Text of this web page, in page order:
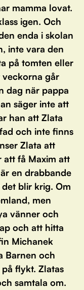
mamma lovat.
igen. Och
enda i skolan
inte vara den
på tomten eller
veckorna går
dag när pappa
säger inte att
han att Zlata
och inte finns
Zlata att
att få Maxim att
en drabbande
blir krig. Om
men
vänner och
och att hitta
Michanek
Barnen och
flykt. Zlatas
samtala om.